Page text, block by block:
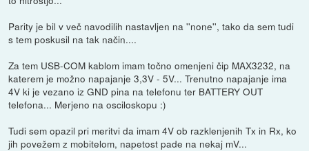
Parity je bil v več navodilih nastavljen na ''none'', tako da sem tudi
s tem poskusil na tak način....
Za tem USB-COM kablom imam točno omenjeni čip MAX3232, na
katerem je možno napajanje 3,3V - 5V... Trenutno napajanje ima
4V ki je vezano iz GND pina na telefonu ter BATTERY OUT
telefona... Merjeno na osciloskopu :)
Tudi sem opazil pri meritvi da imam 4V ob razklenjenih Tx in Rx, ko
jih povežem z mobitelom, napetost pade na nekaj mV...